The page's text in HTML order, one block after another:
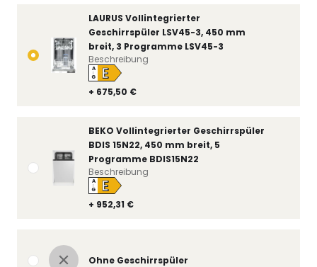
LAURUS Vollintegrierter
Geschirrspüler LSV45-3, 450 mm
breit, 3 Programme LSV45-3
+ 675,50 €
A
↑
G E
Beschreibung
BEKO Vollintegrierter Geschirrspüler
BDIS 15N22, 450 mm breit, 5
Programme BDIS15N22
+ 952,31 €
A
↑
G E
Beschreibung
Ohne Geschirrspüler